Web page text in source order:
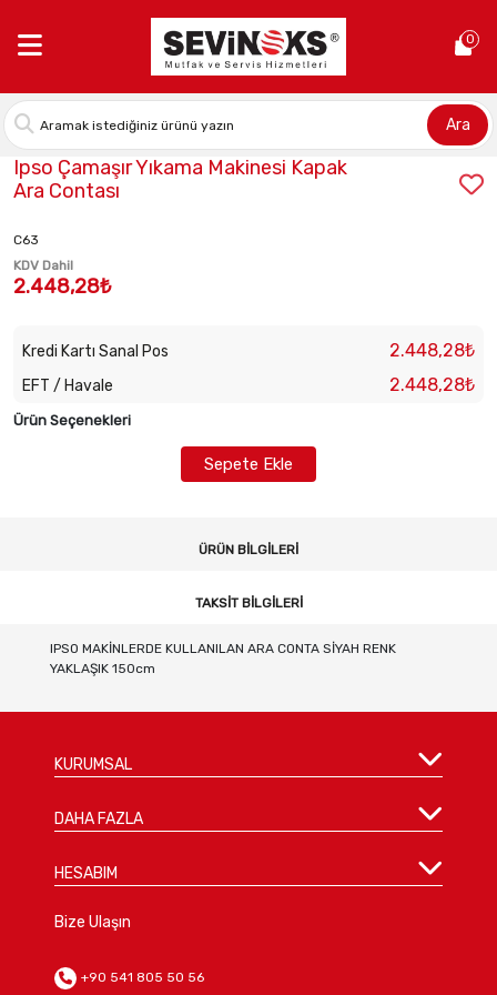
0
Ara
Stok Kodu:IPS-RSP800432P
Ipso Çamaşır Yıkama Makinesi Kapak
Ara Contası
C63
KDV Dahil
2.448,28₺
Kredi Kartı Sanal Pos 2.448,28₺
EFT / Havale 2.448,28₺
Ürün Seçenekleri
Sepete Ekle
ÜRÜN BILGILERI
TAKSIT BILGILERI
IPSO MAKİNLERDE KULLANILAN ARA CONTA SİYAH RENK
YAKLAŞIK 150cm
KURUMSAL
DAHA FAZLA
HESABIM
Bize Ulaşın
+90 541 805 50 56